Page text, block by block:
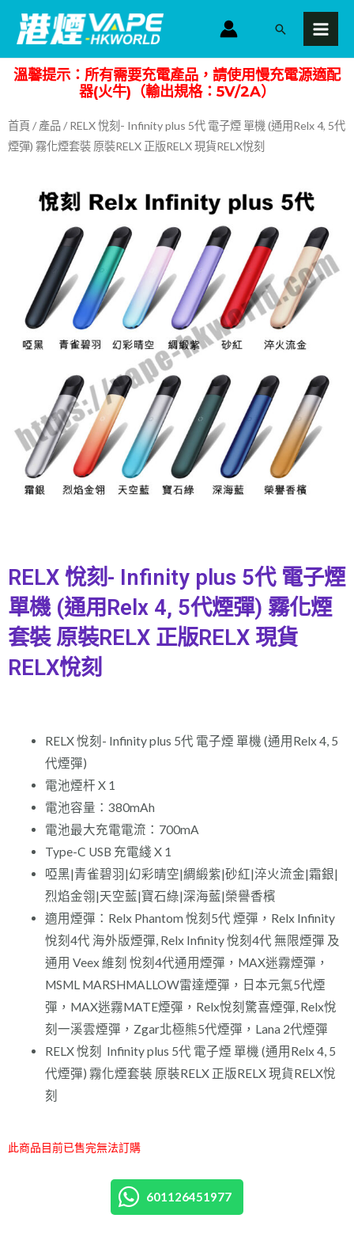
主
容
搜
溫馨提示：所有需要充電產品，請使用慢充電源適配
器(火牛)（輸出規格：5V/2A）
首頁 /產品 / RELX 悅刻- Infinity plus 5代 電子煙 單機 (通用Relx 4, 5代
煙彈) 霧化煙套裝 原裝RELX 正版RELX 現貨RELX悅刻
RELX 悅刻- Infinity plus 5代 電子煙
單機 (通用Relx 4, 5代煙彈) 霧化煙
套裝 原裝RELX 正版RELX 現貨
RELX悅刻
RELX 悅刻- Infinity plus 5代 電子煙 單機 (通用Relx 4, 5
代煙彈)
電池煙杆 X 1
電池容量：380mAh
電池最大充電電流：700mA
Type-C USB 充電綫 X 1
啞黑|青雀碧羽|幻彩晴空|綢緞紫|砂紅|淬火流金|霜銀|
烈焰金翎|天空藍|寶石綠|深海藍|榮譽香檳
適用煙彈：Relx Phantom 悅刻5代 煙彈，Relx Infinity
悅刻4代 海外版煙彈, Relx Infinity 悅刻4代 無限煙彈 及
通用 Veex 維刻 悅刻4代通用煙彈，MAX迷霧煙彈，
MSML MARSHMALLOW雷達煙彈，日本元氣5代煙
彈，MAX迷霧MATE煙彈，Relx悅刻驚喜煙彈, Relx悅
刻一溪雲煙彈，Zgar北極熊5代煙彈，Lana 2代煙彈
RELX 悅刻 Infinity plus 5代 電子煙 單機 (通用Relx 4, 5
代煙彈) 霧化煙套裝 原裝RELX 正版RELX 現貨RELX悅
刻
此商品目前已售完無法訂購
601126451977